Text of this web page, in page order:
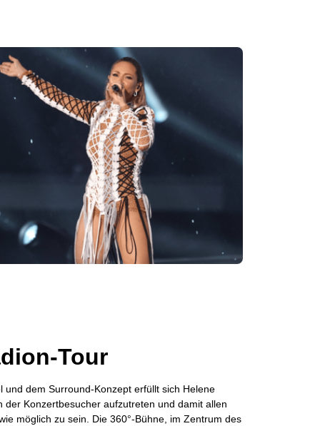
Tour
und dem Surround-Konzept erfüllt sich Helene
der Konzertbesucher aufzutreten und damit allen
möglich zu sein. Die 360°-Bühne, im Zentrum des